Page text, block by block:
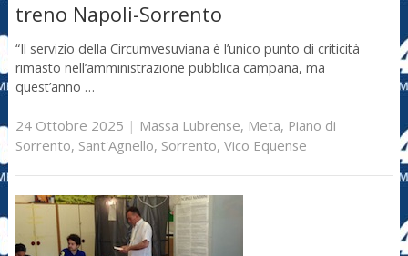
treno Napoli-Sorrento
“Il servizio della Circumvesuviana è l’unico punto di criticità
rimasto nell’amministrazione pubblica campana, ma
quest’anno …
24 Ottobre 2025 | Massa Lubrense, Meta, Piano di
Sorrento, Sant'Agnello, Sorrento, Vico Equense